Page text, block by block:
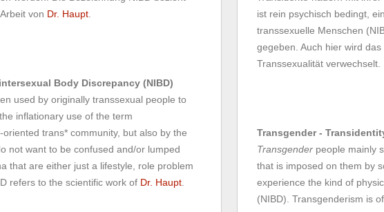
von Dr. Haupt
Body Discrepancy (NIBD)
used by originally transsexual people to
inflationary use of the term
trans* community, but also by the
not want to be confused and/or lumped
that are either just a lifestyle, role problem
refers to the scientific work of Dr. Haupt
ist rein psychisch bedingt,
transsexuelle Menschen
gegeben. Auch hier wird
Transsexualität verwechselt.
Transgender -
Transgender people mainly
that is imposed on them by
experience the kind of
(NIBD). Transgenderism is